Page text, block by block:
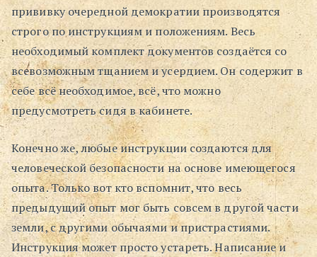
прививку очередной демократии производятся
строго по инструкциям и положениям. Весь
необходимый комплект документов создаётся со
всевозможным тщанием и усердием. Он содержит в
себе всё необходимое, всё, что можно
предусмотреть сидя в кабинете.
Конечно же, любые инструкции создаются для
человеческой безопасности на основе имеющегося
опыта. Только вот кто вспомнит, что весь
предыдущий опыт мог быть совсем в другой части
земли, с другими обычаями и пристрастиями.
Инструкция может просто устареть. Написание и